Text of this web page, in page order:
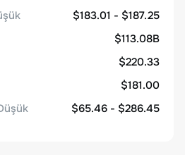
$183.01 - $187.25
$113.08B
$220.33
$181.00
$65.46 - $286.45